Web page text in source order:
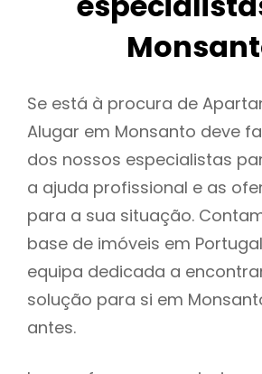
Se está à procura de
Alugar em Monsanto deve
dos nossos especialistas
a ajuda profissional e as
para a sua situação.
base de imóveis em
equipa dedicada a
solução para si em
antes.